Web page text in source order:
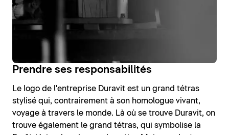
Prendre ses responsabilités
Le logo de l'entreprise Duravit est un grand tétras
stylisé qui, contrairement à son homologue vivant,
voyage à travers le monde. Là où se trouve Duravit, on
trouve également le grand tétras, qui symbolise la